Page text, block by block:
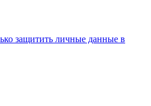
защитить личные данные в